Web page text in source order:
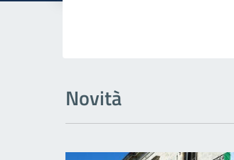
Novità